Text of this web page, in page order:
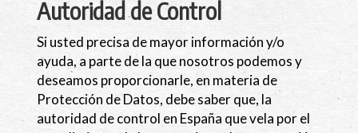
Autoridad de Control
Si usted precisa de mayor información y/o
ayuda, a parte de la que nosotros podemos y
deseamos proporcionarle, en materia de
Protección de Datos, debe saber que, la
autoridad de control en España que vela por el